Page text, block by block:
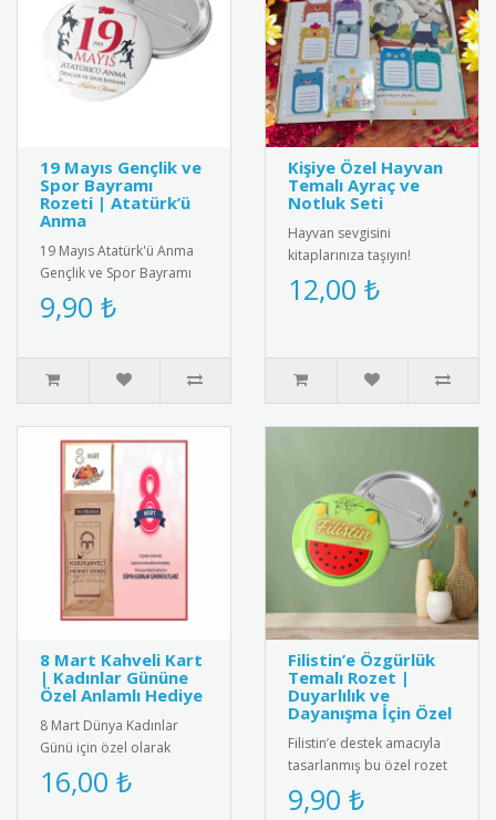
19 Mayıs Gençlik ve
Spor Bayramı
Rozeti | Atatürk’ü
Anma
19 Mayıs Atatürk'ü Anma
Gençlik ve Spor Bayramı
için özel tasarlanmış
kaliteli metal rozet. Türk
9,90 ₺
Kişiye Özel Hayvan
Temalı Ayraç ve
Notluk Seti
Hayvan sevgisini
kitaplarınıza taşıyın!
Sevimli hayvan figürleriyle
tasarlanmış bu ayraç ve
12,00 ₺
8 Mart Kahveli Kart
| Kadınlar Gününe
Özel Anlamlı Hediye
8 Mart Dünya Kadınlar
Günü için özel olarak
tasarlanmış kahveli kart.
Renkli ve zarif tasarımıyla
16,00 ₺
Filistin’e Özgürlük
Temalı Rozet |
Duyarlılık ve
Dayanışma İçin Özel
Filistin’e destek amacıyla
tasarlanmış bu özel rozet
modeli, özgürlük ve adalet
vurgusu taşıyan anla..
9,90 ₺